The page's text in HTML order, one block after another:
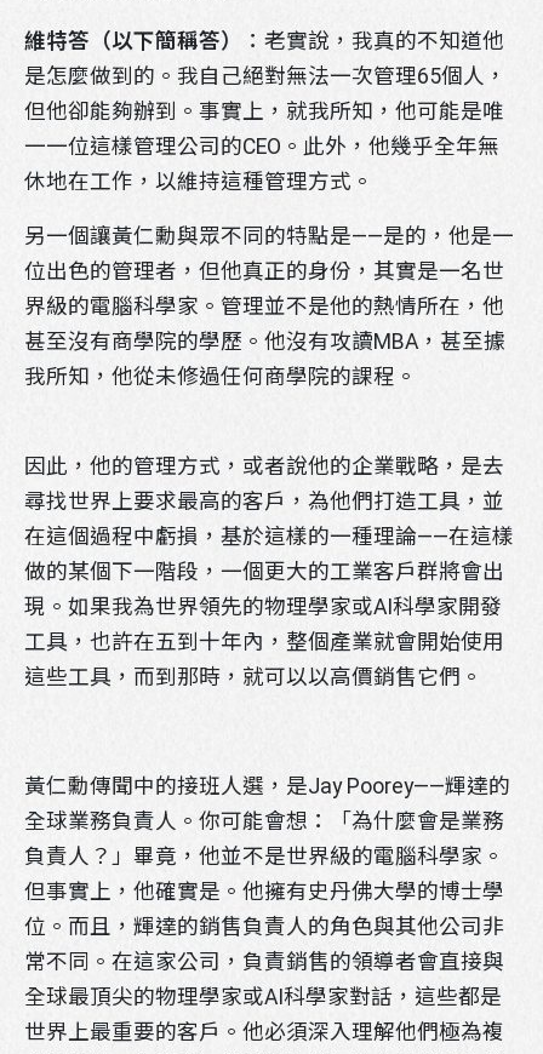
維特答（以下簡稱答）
：老實說，我真的不知道他
是怎麼做到的。我自己絕對無法一次管理65個人，
但他卻能夠辦到。事實上，就我所知，他可能是唯
一一位這樣管理公司的CEO。此外，他幾乎全年無
休地在工作，以維持這種管理方式。
另一個讓黃仁勳與眾不同的特點是——是的，他是一
位出色的管理者，但他真正的身份，其實是一名世
界級的電腦科學家。管理並不是他的熱情所在，他
甚至沒有商學院的學歷。他沒有攻讀MBA，甚至據
我所知，他從未修過任何商學院的課程。
因此，他的管理方式，或者說他的企業戰略，是去
尋找世界上要求最高的客戶，為他們打造工具，並
在這個過程中虧損，基於這樣的一種理論——在這樣
做的某個下一階段，一個更大的工業客戶群將會出
現。如果我為世界領先的物理學家或AI科學家開發
工具，也許在五到十年內，整個產業就會開始使用
這些工具，而到那時，就可以以高價銷售它們。
黃仁勳傳聞中的接班人選，是Jay Poorey——輝達的
全球業務負責人。你可能會想：「為什麼會是業務
負責人？」畢竟，他並不是世界級的電腦科學家。
但事實上，他確實是。他擁有史丹佛大學的博士學
位。而且，輝達的銷售負責人的角色與其他公司非
常不同。在這家公司，負責銷售的領導者會直接與
全球最頂尖的物理學家或AI科學家對話，這些都是
世界上最重要的客戶。他必須深入理解他們極為複